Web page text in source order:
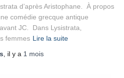
d’après Aristophane. À propos
comédie grecque antique
JC. Dans Lysistrata,
femmes Lire la suite
, il y a 1 mois